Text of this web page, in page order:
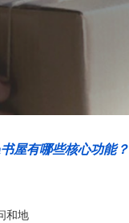
屋有哪些核心功能？
和地